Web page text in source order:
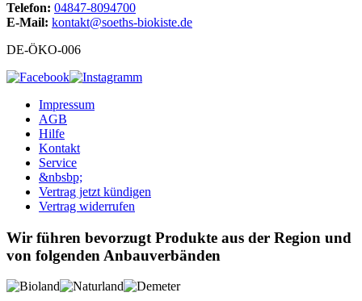
Telefon: 04847-8094700
E-Mail: kontakt@soeths-biokiste.de
DE-ÖKO-006
Impressum
AGB
Hilfe
Kontakt
Service
&nbsbp;
Vertrag jetzt kündigen
Vertrag widerrufen
Wir führen bevorzugt Produkte aus der Region und
von folgenden Anbauverbänden